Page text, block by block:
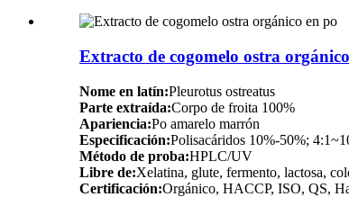
Extracto de cogomelo ostra
Nome en latín:Pleurotus ostreatus
Parte extraída:Corpo de froita 100%
Apariencia:Po amarelo marrón
Especificación:Polisacáridos 10%-50%;
Método de proba:HPLC/UV
Libre de:Xelatina, glute, fermento, lactosa,
Certificación:Orgánico, HACCP, ISO, QS,